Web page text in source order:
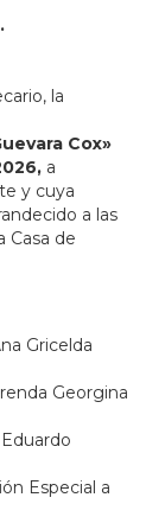
la
Cox»
a
y cuya
a las
Casa de
Gricelda
Georgina
Especial a